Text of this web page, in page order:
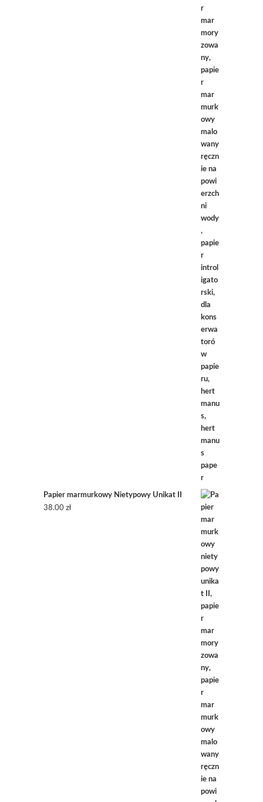
Papier marmurkowy Nietypowy Unikat II
38.00zł